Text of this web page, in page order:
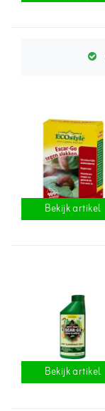
Bekijk artikel
Bekijk artikel